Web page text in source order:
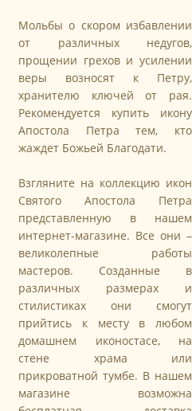
Мольбы о скором избавлении
от различных недугов,
прощении грехов и усилении
веры возносят к Петру,
хранителю ключей от рая.
Рекомендуется купить икону
Апостола Петра тем, кто
жаждет Божьей Благодати.
Взгляните на коллекцию икон
Святого Апостола Петра
представленную в нашем
интернет-магазине. Все они –
великолепные работы
мастеров. Созданные в
различных размерах и
стилистиках они смогут
прийтись к месту в любом
домашнем иконостасе, на
стене храма или
прикроватной тумбе. В нашем
магазине возможна